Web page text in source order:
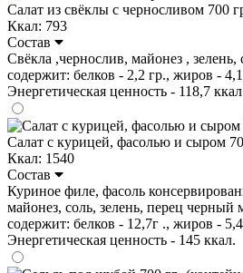
Салат из свёклы с черносливом 700
Ккал: 793
Состав
Свёкла ,чернослив, майонез ,
содержит: белков - 2,2 гр., жиров -
Энергетическая ценность - 118,7 ккал
Салат с курицей, фасолью и сыром
Ккал: 1540
Состав
Куриное филе, фасоль
майонез, соль, зелень, перец
содержит: белков - 12,7г ., жиров -
Энергетическая ценность - 145 ккал.